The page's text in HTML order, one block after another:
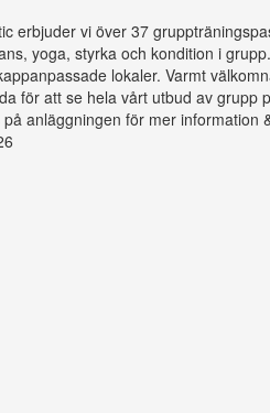
erbjuder vi över 37
yoga, styrka och kondition i
lokaler. Varmt
för att se hela vårt utbud av grupp
på anläggningen för mer information